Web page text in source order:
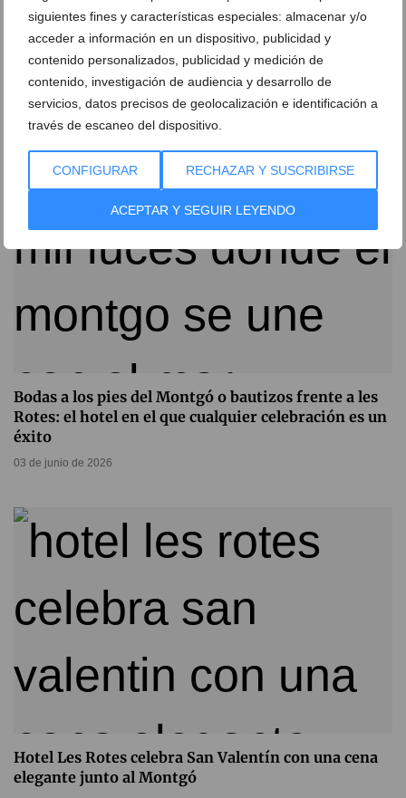
siguientes fines y características especiales: almacenar y/o
acceder a información en un dispositivo, publicidad y
contenido personalizados, publicidad y medición de
contenido, investigación de audiencia y desarrollo de
servicios, datos precisos de geolocalización e identificación a
través de escaneo del dispositivo.
CONFIGURAR RECHAZAR Y SUSCRIBIRSE
ACEPTAR Y SEGUIR LEYENDO
Más allá de la oficina: espacios que potencian el
rendimiento de los equipos
09 de junio de 2026
Bodas a los pies del Montgó o bautizos frente a les
Rotes: el hotel en el que cualquier celebración es un
éxito
03 de junio de 2026
Hotel Les Rotes celebra San Valentín con una cena
elegante junto al Montgó